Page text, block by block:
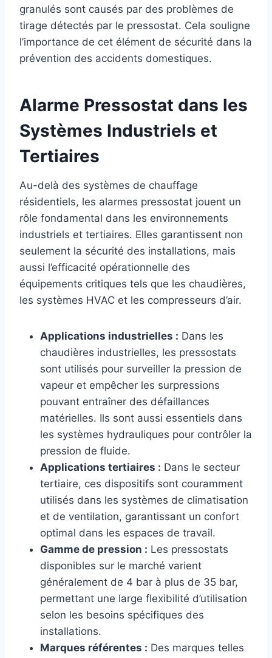
granulés sont causés par des problèmes de
tirage détectés par le pressostat. Cela souligne
l’importance de cet élément de sécurité dans la
prévention des accidents domestiques.
Alarme Pressostat dans les
Systèmes Industriels et
Tertiaires
Au-delà des systèmes de chauffage
résidentiels, les alarmes pressostat jouent un
rôle fondamental dans les environnements
industriels et tertiaires. Elles garantissent non
seulement la sécurité des installations, mais
aussi l’efficacité opérationnelle des
équipements critiques tels que les chaudières,
les systèmes HVAC et les compresseurs d’air.
Applications industrielles : Dans les
chaudières industrielles, les pressostats
sont utilisés pour surveiller la pression de
vapeur et empêcher les surpressions
pouvant entraîner des défaillances
matérielles. Ils sont aussi essentiels dans
les systèmes hydrauliques pour contrôler la
pression de fluide.
Applications tertiaires : Dans le secteur
tertiaire, ces dispositifs sont couramment
utilisés dans les systèmes de climatisation
et de ventilation, garantissant un confort
optimal dans les espaces de travail.
Gamme de pression : Les pressostats
disponibles sur le marché varient
généralement de 4 bar à plus de 35 bar,
permettant une large flexibilité d’utilisation
selon les besoins spécifiques des
installations.
Marques référentes : Des marques telles